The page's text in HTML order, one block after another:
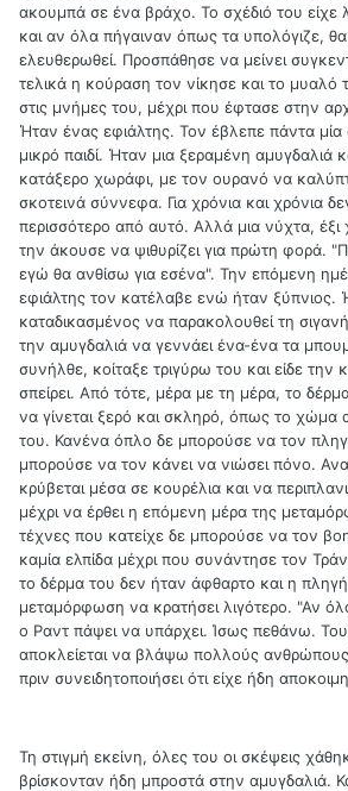
ακουμπά σε ένα βράχο. Το σχέδιό του είχε
και αν όλα πήγαιναν όπως τα υπολόγιζε,
ελευθερωθεί. Προσπάθησε να μείνει
τελικά η κούραση τον νίκησε και το μυαλό
στις μνήμες του, μέχρι που έφτασε στην
Ήταν ένας εφιάλτης. Τον έβλεπε πάντα
μικρό παιδί. Ήταν μια ξεραμένη αμυγδαλιά
κατάξερο χωράφι, με τον ουρανό να
σκοτεινά σύννεφα. Για χρόνια και χρόνια
περισσότερο από αυτό. Αλλά μια νύχτα, έξι
την άκουσε να ψιθυρίζει για πρώτη φορά.
εγώ θα ανθίσω για εσένα". Την επόμενη
εφιάλτης τον κατέλαβε ενώ ήταν ξύπνιος.
καταδικασμένος να παρακολουθεί τη
την αμυγδαλιά να γεννάει ένα-ένα τα
συνήλθε, κοίταξε τριγύρω του και είδε την
σπείρει. Από τότε, μέρα με τη μέρα, το
να γίνεται ξερό και σκληρό, όπως το χώμα
του. Κανένα όπλο δε μπορούσε να τον
μπορούσε να τον κάνει να νιώσει πόνο.
κρύβεται μέσα σε κουρέλια και να
μέχρι να έρθει η επόμενη μέρα της
τέχνες που κατείχε δε μπορούσε να τον
καμία ελπίδα μέχρι που συνάντησε τον
το δέρμα του δεν ήταν άφθαρτο και η
μεταμόρφωση να κρατήσει λιγότερο. "Αν
ο Ραντ πάψει να υπάρχει. Ίσως πεθάνω.
αποκλείεται να βλάψω πολλούς
πριν συνειδητοποιήσει ότι είχε ήδη
Τη στιγμή εκείνη, όλες του οι σκέψεις
βρίσκονταν ήδη μπροστά στην αμυγδαλιά.